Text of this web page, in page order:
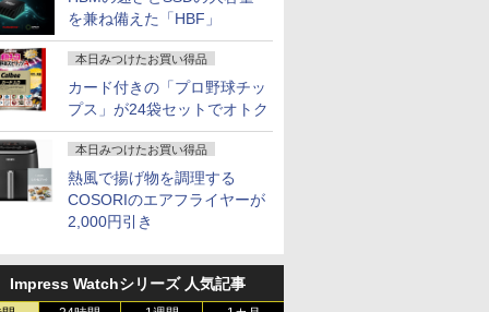
を兼ね備えた「HBF」
本日みつけたお買い得品
カード付きの「プロ野球チッ
プス」が24袋セットでオトク
本日みつけたお買い得品
熱風で揚げ物を調理する
COSORIのエアフライヤーが
2,000円引き
Impress Watchシリーズ 人気記事